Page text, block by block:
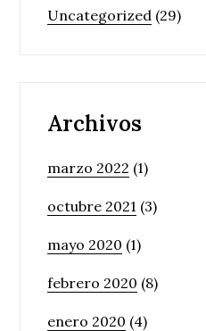
Uncategorized (29)
Archivos
marzo 2022 (1)
octubre 2021 (3)
mayo 2020 (1)
febrero 2020 (8)
enero 2020 (4)